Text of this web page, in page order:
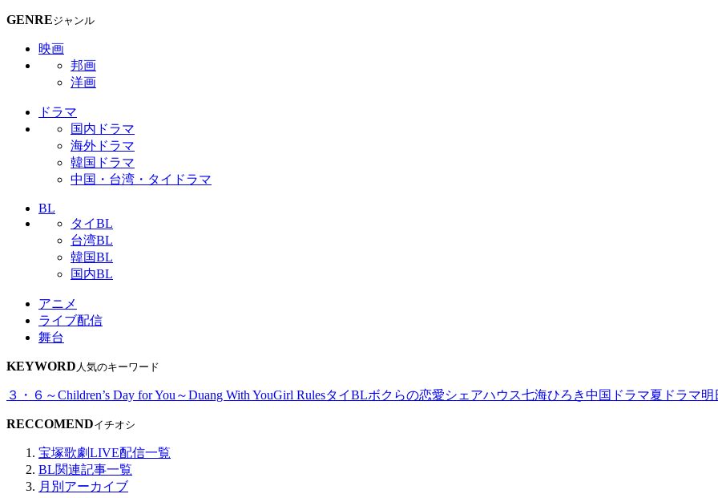
GENREジャンル
映画
邦画
洋画
ドラマ
国内ドラマ
海外ドラマ
韓国ドラマ
中国・台湾・タイドラマ
BL
タイBL
台湾BL
韓国BL
国内BL
アニメ
ライブ配信
舞台
KEYWORD 人気のキーワード
３・６～Children’s Day for You～Duang With YouGirl RulesタイBLボクらの恋愛シェアハウス七海ひろき中国ドラマ夏ドラマ明
RECCOMENDイチオシ
宝塚歌劇LIVE配信一覧
BL関連記事一覧
月別アーカイブ